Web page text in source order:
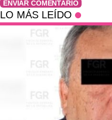
ENVIAR COMENTARIO
LO MÁS LEÍDO